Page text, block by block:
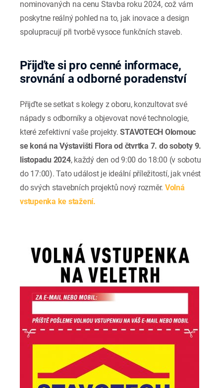
nominovaných na cenu Stavba roku 2024, což vám
poskytne reálný pohled na to, jak inovace a design
spolupracují při tvorbě vysoce funkčních staveb.
Přijďte si pro cenné informace,
srovnání a odborné poradenství
Přijďte se setkat s kolegy z oboru, konzultovat své
nápady s odborníky a objevovat nové technologie,
které zefektivní vaše projekty.STAVOTECH Olomouc
se koná na Výstavišti Flora od čtvrtka 7. do soboty 9.
listopadu 2024, každý den od 9:00 do 18:00 (v sobotu
do 17:00). Tato událost je ideální příležitostí, jak vnést
do svých stavebních projektů nový rozměr. Volná
vstupenka ke stažení.